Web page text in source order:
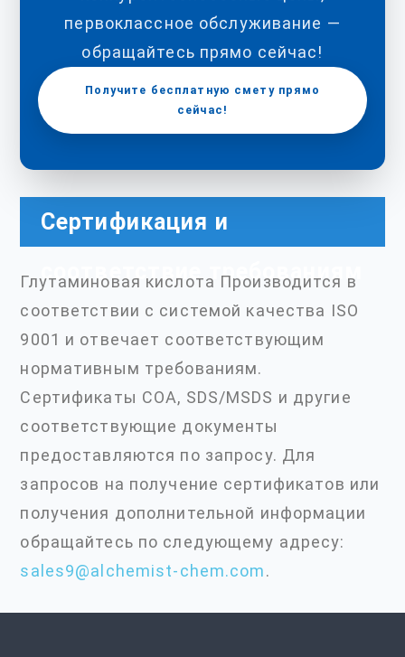
первоклассное обслуживание —
обращайтесь прямо сейчас!
Получите бесплатную смету прямо
сейчас!
Сертификация и
соответствие требованиям
Глутаминовая кислота Производится в
соответствии с системой качества ISO
9001 и отвечает соответствующим
нормативным требованиям.
Сертификаты COA, SDS/MSDS и другие
соответствующие документы
предоставляются по запросу. Для
запросов на получение сертификатов или
получения дополнительной информации
обращайтесь по следующему адресу:
sales9@alchemist-chem.com.